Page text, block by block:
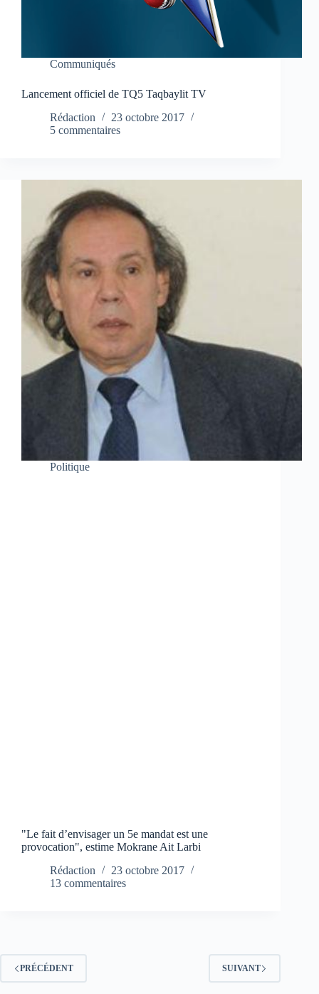
Communiqués
Lancement officiel de TQ5 Taqbaylit TV
Rédaction
23 octobre 2017
5 commentaires
Politique
"Le fait d’envisager un 5e mandat est une
provocation", estime Mokrane Ait Larbi
Rédaction
23 octobre 2017
13 commentaires
PRÉCÉDENT SUIVANT